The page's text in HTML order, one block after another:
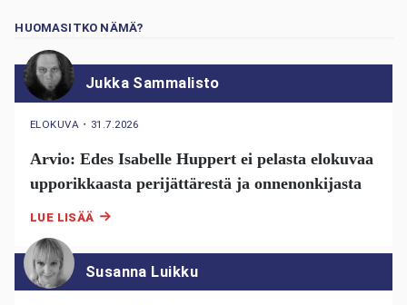
HUOMASITKO NÄMÄ?
Jukka Sammalisto
ELOKUVA ・ 31.7.2026
Arvio: Edes Isabelle Huppert ei pelasta elokuvaa
upporikkaasta perijättärestä ja onnenonkijasta
LUE LISÄÄ
Susanna Luikku